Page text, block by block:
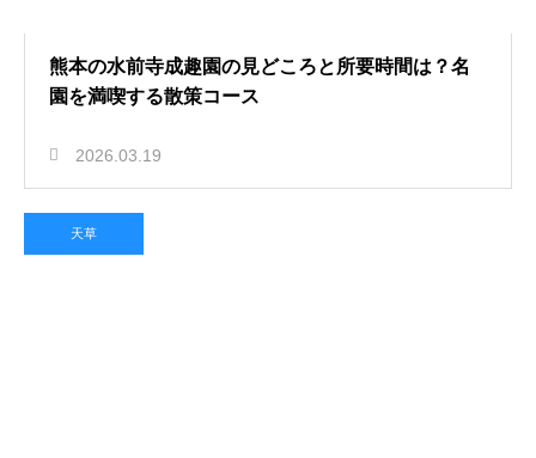
熊本の水前寺成趣園の見どころと所要時間は？名
園を満喫する散策コース
2026.03.19
天草